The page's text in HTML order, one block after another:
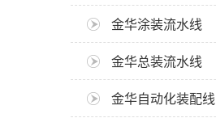
金华涂装流水线
金华总装流水线
金华自动化装配线